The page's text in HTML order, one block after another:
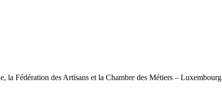
la Fédération des Artisans et la Chambre des Métiers – Luxembourg